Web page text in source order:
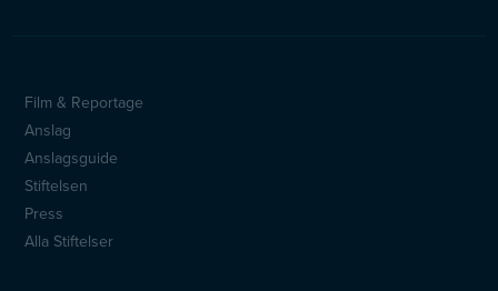
Sidfotsmeny
Film & Reportage
Anslag
Anslagsguide
Stiftelsen
Press
Alla Stiftelser